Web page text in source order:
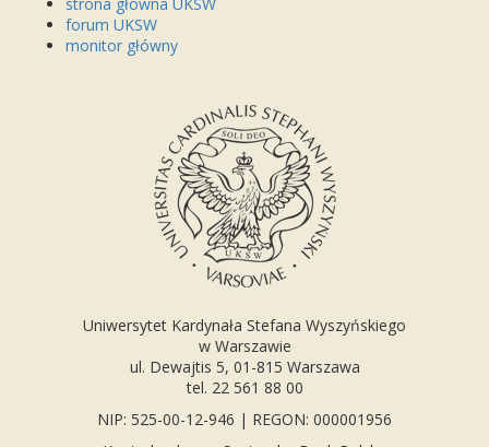
strona główna UKSW
forum UKSW
monitor główny
Uniwersytet Kardynała Stefana Wyszyńskiego
w Warszawie
ul. Dewajtis 5, 01-815 Warszawa
tel. 22 561 88 00
NIP: 525-00-12-946 | REGON: 000001956